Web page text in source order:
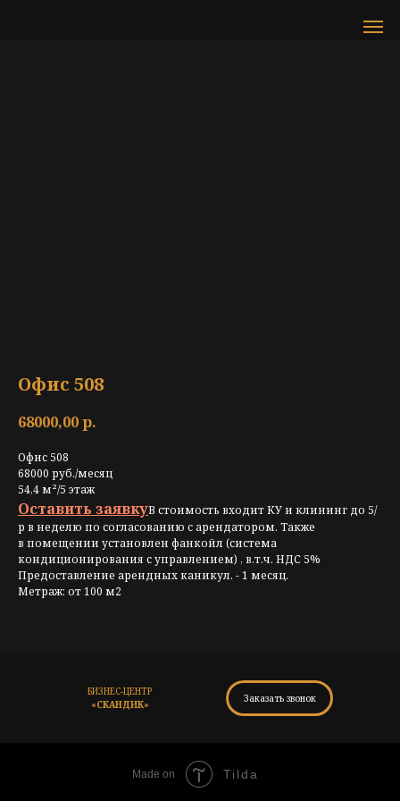
Офис 508
68000,00р.
Офис 508
68000 руб./месяц
54,4м²/5 этаж
Оставить заявкуВ стоимость входит КУ и клининг до 5/
р в неделю по согласованию с арендатором. Также
в помещении установлен фанкойл (система
кондиционирования с управлением) , в.т.ч. НДС 5%
Предоставление арендных каникул. - 1 месяц.
Метраж: от 100 м2
Заказать звонок
БИЗНЕС-ЦЕНТР
«СКАНДИК»
Made on Tilda